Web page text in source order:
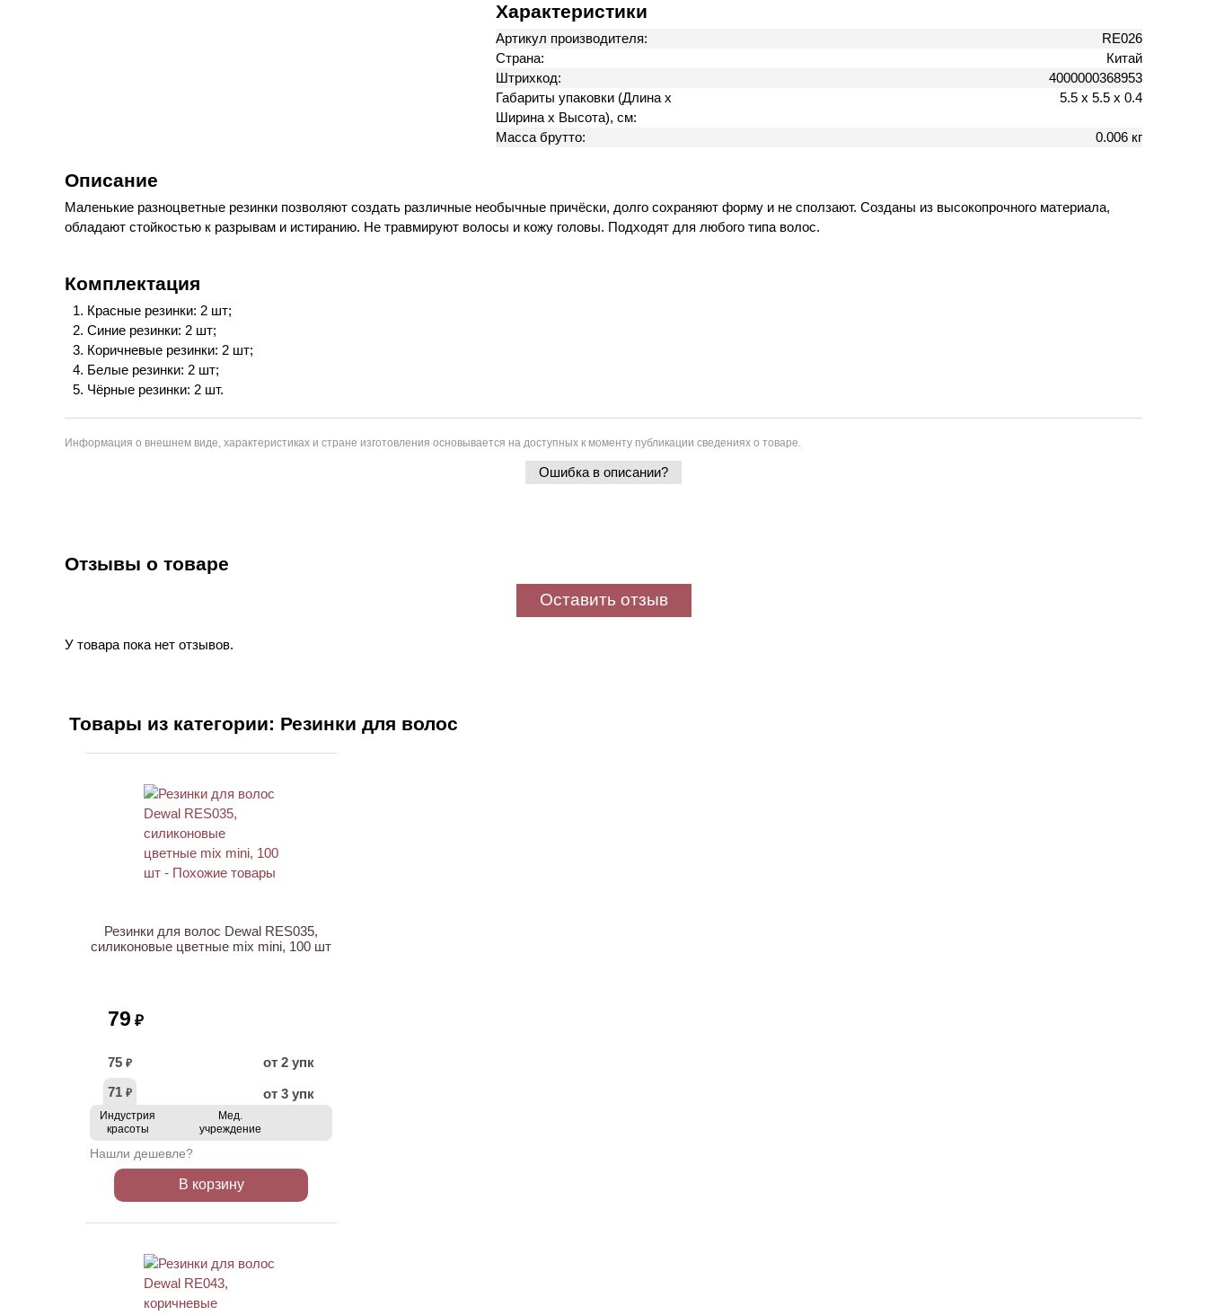
Характеристики
Артикул производителя:
RE026
Страна:
Китай
Штрихкод:
4000000368953
Габариты упаковки (Длина х
Ширина х Высота), см:
5.5 х 5.5 х 0.4
Масса брутто: 0.006 кг
Описание
Маленькие разноцветные резинки позволяют создать различные необычные причёски, долго сохраняют форму и не сползают. Созданы из высокопрочного материала,
обладают стойкостью к разрывам и истиранию. Не травмируют волосы и кожу головы. Подходят для любого типа волос.
Комплектация
Красные резинки: 2 шт;
Синие резинки: 2 шт;
Коричневые резинки: 2 шт;
Белые резинки: 2 шт;
Чёрные резинки: 2 шт.
Информация о внешнем виде, характеристиках и стране изготовления основывается на доступных к моменту публикации сведениях о товаре.
Ошибка в описании?
Отзывы о товаре
Оставить отзыв
У товара пока нет отзывов.
Товары из категории: Резинки для волос
Резинки для волос Dewal RES035,
силиконовые цветные mix mini, 100 шт
79 ₽
75 ₽
от 2 упк
71 ₽ от 3 упк
Индустрия
красоты
Мед.
учреждение
Нашли дешевле?
В корзину